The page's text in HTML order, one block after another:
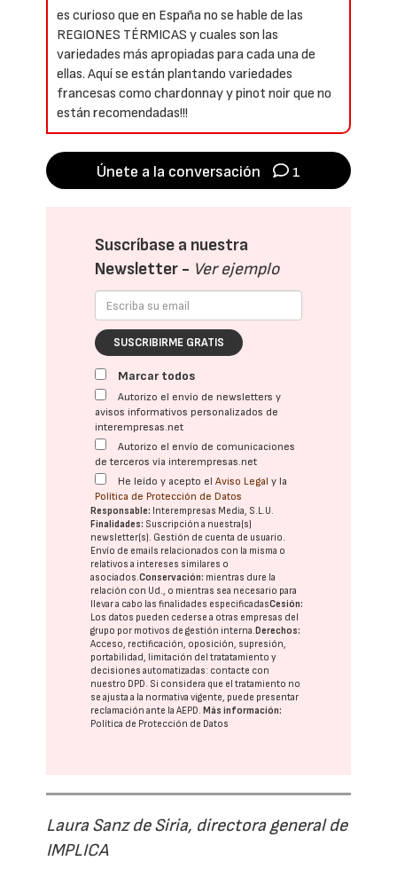
es curioso que en España no se hable de las
REGIONES TÉRMICAS y cuales son las
variedades más apropiadas para cada una de
ellas. Aquí se están plantando variedades
francesas como chardonnay y pinot noir que no
están recomendadas!!!
Únete a la conversación 1
Suscríbase a nuestra
Newsletter - Ver ejemplo
SUSCRIBIRME GRATIS
Marcar todos
Autorizo el envío de newsletters y
avisos informativos personalizados de
interempresas.net
Autorizo el envío de comunicaciones
de terceros vía interempresas.net
He leído y acepto elAviso Legal y la
Política de Protección de Datos
Responsable: Interempresas Media, S.L.U.
Finalidades: Suscripción a nuestra(s)
newsletter(s). Gestión de cuenta de usuario.
Envío de emails relacionados con la misma o
relativos a intereses similares o
asociados.Conservación: mientras dure la
relación con Ud., o mientras sea necesario para
llevar a cabo las finalidades especificadasCesión:
Los datos pueden cederse a otras empresas del
grupo por motivos de gestión interna. Derechos:
Acceso, rectificación, oposición, supresión,
portabilidad, limitación del tratatamiento y
decisiones automatizadas: contacte con
nuestro DPD. Si considera que el tratamiento no
se ajusta a la normativa vigente, puede presentar
reclamación ante laAEPD. Más información:
Política de Protección de Datos
Laura Sanz de Siria, directora general de
IMPLICA